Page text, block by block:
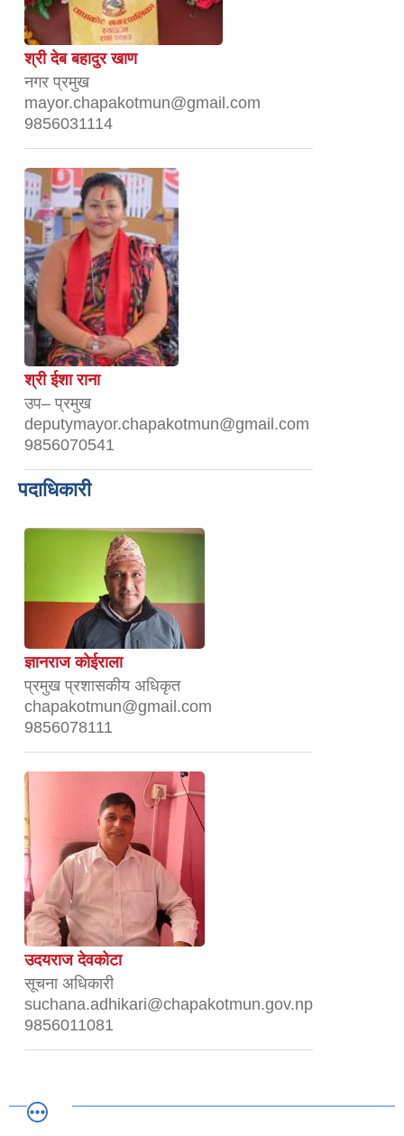
श्री देब बहादुर खाण
नगर प्रमुख
mayor.chapakotmun@gmail.com
9856031114
श्री ईशा राना
उप– प्रमुख
deputymayor.chapakotmun@gmail.com
9856070541
पदाधिकारी
ज्ञानराज कोईराला
प्रमुख प्रशासकीय अधिकृत
chapakotmun@gmail.com
9856078111
उदयराज देवकोटा
सूचना अधिकारी
suchana.adhikari@chapakotmun.gov.np
9856011081